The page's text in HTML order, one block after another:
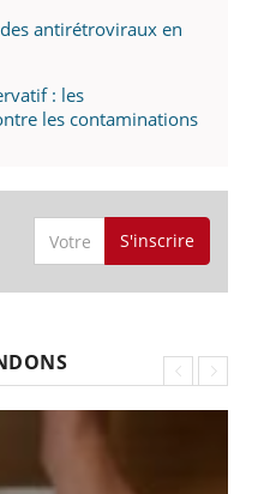
antirétroviraux en
: les
les contaminations
S'inscrire